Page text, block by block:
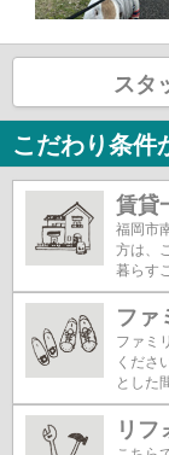
スタ
こだわり条件
賃貸
福岡市
方は、
暮らす
ファ
ファミ
くださ
とした
リフ